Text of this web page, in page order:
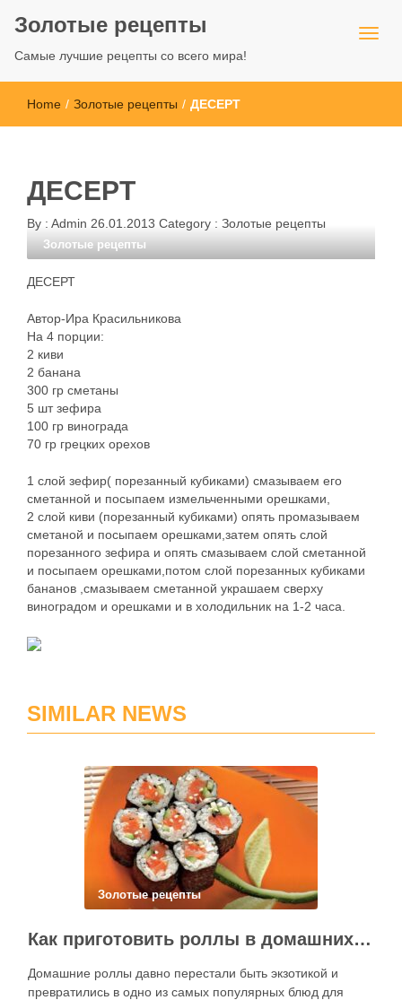
Золотые рецепты
Самые лучшие рецепты со всего мира!
Home / Золотые рецепты / ДЕСЕРТ
ДЕСЕРТ
By : Admin 26.01.2013 Category : Золотые рецепты
Золотые рецепты
ДЕСЕРТ
Автор-Ира Красильникова
На 4 порции:
2 киви
2 банана
300 гр сметаны
5 шт зефира
100 гр винограда
70 гр грецких орехов
1 слой зефир( порезанный кубиками) смазываем его
сметанной и посыпаем измельченными орешками,
2 слой киви (порезанный кубиками) опять промазываем
сметаной и посыпаем орешками,затем опять слой
порезанного зефира и опять смазываем слой сметанной
и посыпаем орешками,потом слой порезанных кубиками
бананов ,смазываем сметанной украшаем сверху
виноградом и орешками и в холодильник на 1-2 часа.
SIMILAR NEWS
Золотые рецепты
Как приготовить роллы в домашних условиях?
Домашние роллы давно перестали быть экзотикой и
превратились в одно из самых популярных блюд для